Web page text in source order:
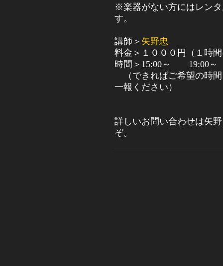
※楽器がない方にはレン
す。
講師＞ 矢野忠
料金＞１０００円（１時
時間＞15:00～ 19:00～
（できればご希望の時
一報ください）
詳しいお問い合わせは矢
ぞ。